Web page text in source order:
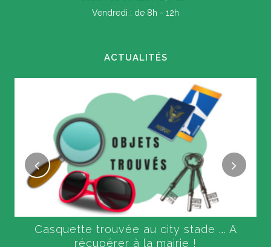
Vendredi : de 8h - 12h
ACTUALITÉS
Casquette trouvée au city stade …. A
récupérer à la mairie !